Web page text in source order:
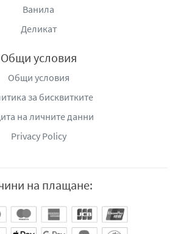
Ванила
Деликат
Общи условия
Общи условия
за бисквитките
на личните данни
Privacy Policy
на плащане: